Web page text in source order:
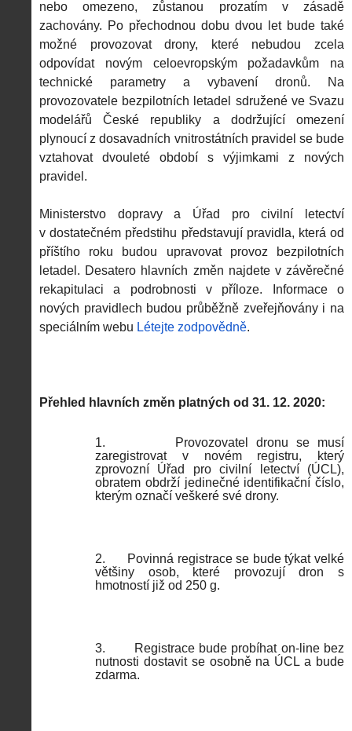
nebo omezeno, zůstanou prozatím v zásadě
zachovány. Po přechodnou dobu dvou let bude také
možné provozovat drony, které nebudou zcela
odpovídat novým celoevropským požadavkům na
technické parametry a vybavení dronů. Na
provozovatele bezpilotních letadel sdružené ve Svazu
modelářů České republiky a dodržující omezení
plynoucí z dosavadních vnitrostátních pravidel se bude
vztahovat dvouleté období s výjimkami z nových
pravidel.
Ministerstvo dopravy a Úřad pro civilní letectví
v dostatečném předstihu představují pravidla, která od
příštího roku budou upravovat provoz bezpilotních
letadel. Desatero hlavních změn najdete v závěrečné
rekapitulaci a podrobnosti v příloze. Informace o
nových pravidlech budou průběžně zveřejňovány i na
speciálním webu Létejte zodpovědně.
Přehled hlavních změn platných od 31. 12. 2020:
1.
Provozovatel dronu se musí
zaregistrovat v novém registru, který
zprovozní Úřad pro civilní letectví (ÚCL),
obratem obdrží jedinečné identifikační číslo,
kterým označí veškeré své drony.
2.
Povinná registrace se bude týkat velké
většiny osob, které provozují dron s
hmotností již od 250 g.
3.
Registrace bude probíhat on-line bez
nutnosti dostavit se osobně na ÚCL a bude
zdarma.